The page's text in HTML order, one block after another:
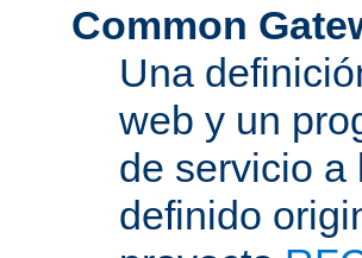
Common
Una
web y un
de servicio a
definido